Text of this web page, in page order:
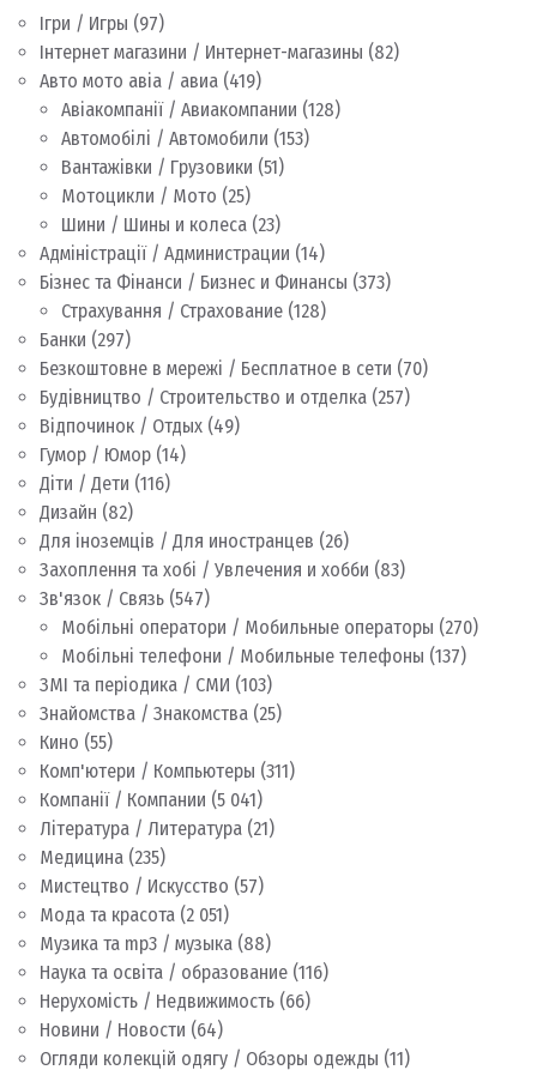
Ігри / Игры (97)
Інтернет магазини / Интернет-магазины (82)
Авто мото авіа / авиа (419)
Авіакомпанії / Авиакомпании (128)
Автомобілі / Автомобили (153)
Вантажівки / Грузовики (51)
Мотоцикли / Мото (25)
Шини / Шины и колеса (23)
Адміністрації / Администрации (14)
Бізнес та Фінанси / Бизнес и Финансы (373)
Страхування / Страхование (128)
Банки (297)
Безкоштовне в мережі / Бесплатное в сети (70)
Будівництво / Строительство и отделка (257)
Відпочинок / Отдых (49)
Гумор / Юмор (14)
Діти / Дети (116)
Дизайн (82)
Для іноземців / Для иностранцев (26)
Захоплення та хобі / Увлечения и хобби (83)
Зв'язок / Связь (547)
Мобільні оператори / Мобильные операторы (270)
Мобільні телефони / Мобильные телефоны (137)
ЗМІ та періодика / СМИ (103)
Знайомства / Знакомства (25)
Кино (55)
Комп'ютери / Компьютеры (311)
Компанії / Компании (5 041)
Література / Литература (21)
Медицина (235)
Мистецтво / Искусство (57)
Мода та красота (2 051)
Музика та mp3 / музыка (88)
Наука та освіта / образование (116)
Нерухомість / Недвижимость (66)
Новини / Новости (64)
Огляди колекцій одягу / Обзоры одежды (11)